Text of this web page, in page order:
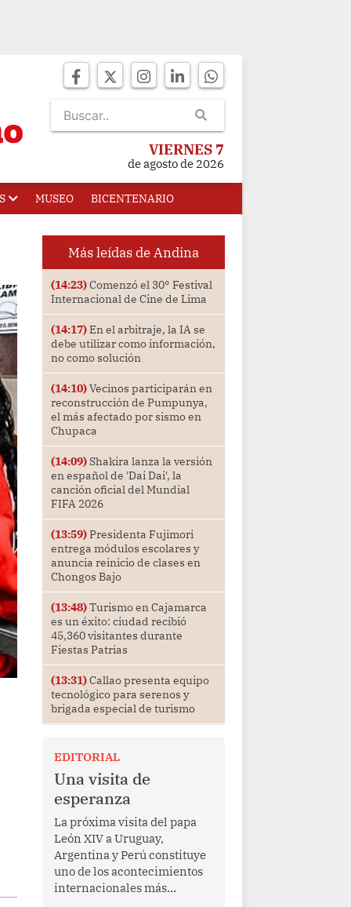
VIERNES 7
de agosto de 2026
MUSEO BICENTENARIO
Más leídas de Andina
(14:23)Comenzó el 30° Festival
Internacional de Cine de Lima
(14:17)En el arbitraje, la IA se
debe utilizar como información,
no como solución
(14:10)Vecinos participarán en
reconstrucción de Pumpunya,
el más afectado por sismo en
Chupaca
(14:09)Shakira lanza la versión
en español de 'Dai Dai', la
canción oficial del Mundial
FIFA 2026
(13:59)Presidenta Fujimori
entrega módulos escolares y
anuncia reinicio de clases en
Chongos Bajo
(13:48)Turismo en Cajamarca
es un éxito: ciudad recibió
45,360 visitantes durante
Fiestas Patrias
(13:31)Callao presenta equipo
tecnológico para serenos y
brigada especial de turismo
EDITORIAL
Una visita de
esperanza
La próxima visita del papa
León XIV a Uruguay,
Argentina y Perú constituye
uno de los acontecimientos
internacionales más